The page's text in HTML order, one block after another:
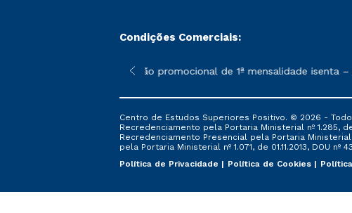
Condições Comerciais:
sofrer alterações nos períodos de rematrícula conforme
*A condição promocional de 1ª mensalidade isenta –
Centro de Estudos Superiores Positivo. © 2026 -
Recredenciamento pela Portaria Ministerial nº 1.285, de
Recredenciamento Presencial ​pela Portaria Ministerial
pela Portaria Ministerial nº 1.071, de 01.11.2013, DOU nº
Política de Privacidade
Política de Cookies